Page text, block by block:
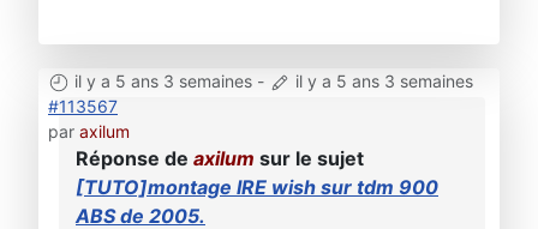
il y a 5 ans 3 semaines -
il y a 5 ans 3 semaines
#113567
par axilum
Réponse de axilum sur le sujet
[TUTO]montage IRE wish sur tdm 900
ABS de 2005.